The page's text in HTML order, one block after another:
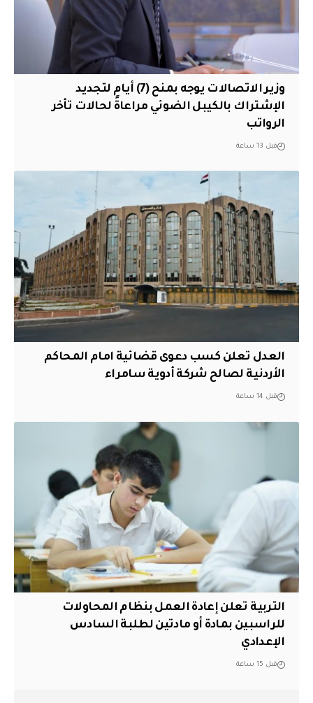
وزير الاتصالات يوجه بمنح (7) أيام لتجديد
الإشتراك بالكيبل الضوئي مراعاةً لحالات تأخر
الرواتب
قبل 13 ساعة
العدل تعلن كسب دعوى قضائية امام المحاكم
الأردنية لصالح شركة أدوية سامراء
قبل 14 ساعة
التربية تعلن إعادة العمل بنظام المحاولات
للراسبين بمادة أو مادتين لطلبة السادس
الإعدادي
قبل 15 ساعة